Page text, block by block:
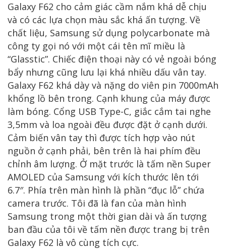
Galaxy F62 cho cảm giác cầm nắm khá dễ chịu
và có các lựa chọn màu sắc khá ấn tượng. Về
chất liệu, Samsung sử dụng polycarbonate mà
công ty gọi nó với một cái tên mĩ miều là
“Glasstic”. Chiếc điện thoại này có vẻ ngoài bóng
bẩy nhưng cũng lưu lại khá nhiều dấu vân tay.
Galaxy F62 khá dày và nặng do viên pin 7000mAh
khổng lồ bên trong. Cạnh khung của máy được
làm bóng. Cổng USB Type-C, giắc cắm tai nghe
3,5mm và loa ngoài đều được đặt ở cạnh dưới.
Cảm biến vân tay thì được tích hợp vào nút
nguồn ở cạnh phải, bên trên là hai phím đều
chỉnh âm lượng. Ở mặt trước là tấm nền Super
AMOLED của Samsung với kích thước lên tới
6.7″. Phía trên màn hình là phần “đục lỗ” chứa
camera trước. Tôi đã là fan của màn hình
Samsung trong một thời gian dài và ấn tượng
ban đầu của tôi về tấm nền được trang bị trên
Galaxy F62 là vô cùng tích cực.